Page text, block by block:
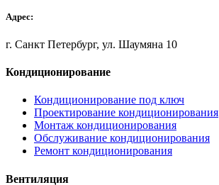
Адрес:
г. Санкт Петербург, ул. Шаумяна 10
Кондиционирование
Кондиционирование под ключ
Проектирование кондиционирования
Монтаж кондиционирования
Обслуживание кондиционирования
Ремонт кондиционирования
Вентиляция